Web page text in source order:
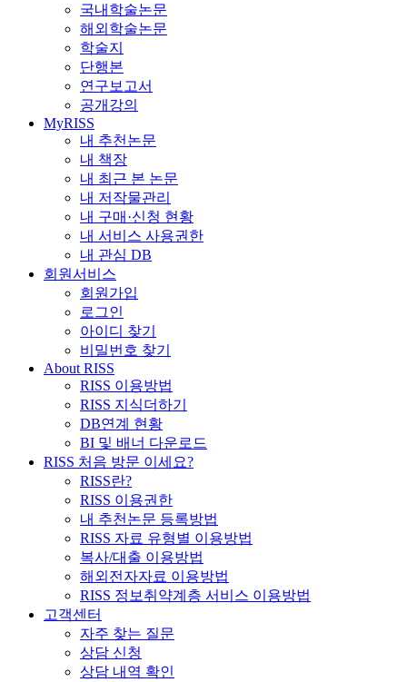
국내학술논문
해외학술논문
학술지
단행본
연구보고서
공개강의
MyRISS
내 추천논문
내 책장
내 최근 본 논문
내 저작물관리
내 구매·신청 현황
내 서비스 사용권한
내 관심 DB
회원서비스
회원가입
로그인
아이디 찾기
비밀번호 찾기
About RISS
RISS 이용방법
RISS 지식더하기
DB연계 현황
BI 및 배너 다운로드
RISS 처음 방문 이세요?
RISS란?
RISS 이용권한
내 추천논문 등록방법
RISS 자료 유형별 이용방법
복사/대출 이용방법
해외전자자료 이용방법
RISS 정보취약계층 서비스 이용방법
고객센터
자주 찾는 질문
상담 신청
상담 내역 확인